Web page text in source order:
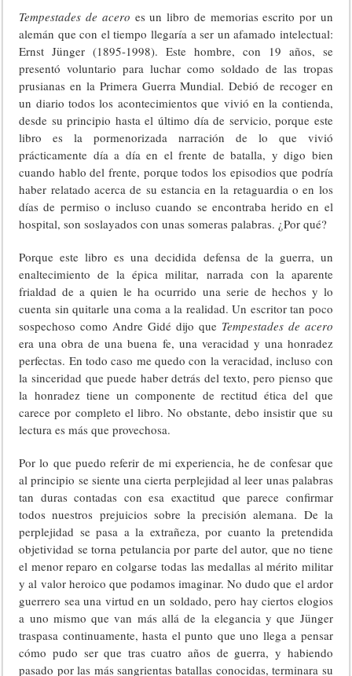
Tempestades de acero es un libro de memorias escrito por un
alemán que con el tiempo llegaría a ser un afamado intelectual:
Ernst Jünger (1895-1998). Este hombre, con 19 años, se
presentó voluntario para luchar como soldado de las tropas
prusianas en la Primera Guerra Mundial. Debió de recoger en
un diario todos los acontecimientos que vivió en la contienda,
desde su principio hasta el último día de servicio, porque este
libro es la pormenorizada narración de lo que vivió
prácticamente día a día en el frente de batalla, y digo bien
cuando hablo del frente, porque todos los episodios que podría
haber relatado acerca de su estancia en la retaguardia o en los
días de permiso o incluso cuando se encontraba herido en el
hospital, son soslayados con unas someras palabras. ¿Por qué?
Porque este libro es una decidida defensa de la guerra, un
enaltecimiento de la épica militar, narrada con la aparente
frialdad de a quien le ha ocurrido una serie de hechos y lo
cuenta sin quitarle una coma a la realidad. Un escritor tan poco
sospechoso como Andre Gidé dijo que Tempestades de acero
era una obra de una buena fe, una veracidad y una honradez
perfectas. En todo caso me quedo con la veracidad, incluso con
la sinceridad que puede haber detrás del texto, pero pienso que
la honradez tiene un componente de rectitud ética del que
carece por completo el libro. No obstante, debo insistir que su
lectura es más que provechosa.
Por lo que puedo referir de mi experiencia, he de confesar que
al principio se siente una cierta perplejidad al leer unas palabras
tan duras contadas con esa exactitud que parece confirmar
todos nuestros prejuicios sobre la precisión alemana. De la
perplejidad se pasa a la extrañeza, por cuanto la pretendida
objetividad se torna petulancia por parte del autor, que no tiene
el menor reparo en colgarse todas las medallas al mérito militar
y al valor heroico que podamos imaginar. No dudo que el ardor
guerrero sea una virtud en un soldado, pero hay ciertos elogios
a uno mismo que van más allá de la elegancia y que Jünger
traspasa continuamente, hasta el punto que uno llega a pensar
cómo pudo ser que tras cuatro años de guerra, y habiendo
pasado por las más sangrientas batallas conocidas, terminara su